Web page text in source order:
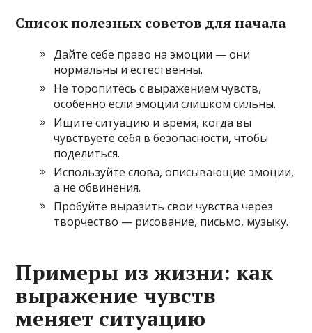
Список полезных советов для начала
Дайте себе право на эмоции — они
нормальны и естественны.
Не торопитесь с выражением чувств,
особенно если эмоции слишком сильны.
Ищите ситуацию и время, когда вы
чувствуете себя в безопасности, чтобы
поделиться.
Используйте слова, описывающие эмоции,
а не обвинения.
Пробуйте выразить свои чувства через
творчество — рисование, письмо, музыку.
Примеры из жизни: как
выражение чувств
меняет ситуацию